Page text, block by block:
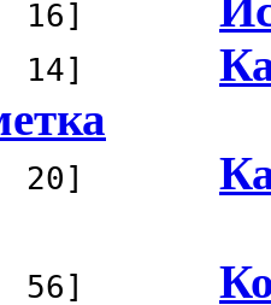
[ 16]
[ 14]
[ 20]
[ 56]